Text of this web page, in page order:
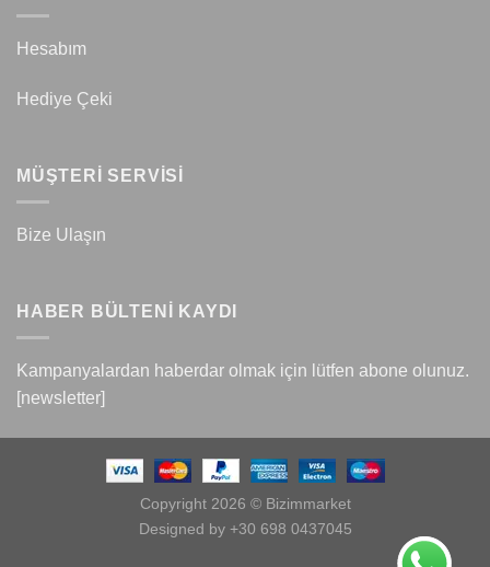
Hesabım
Hediye Çeki
MÜŞTERİ SERVİSİ
Bize Ulaşın
HABER BÜLTENİ KAYDI
Kampanyalardan haberdar olmak için lütfen abone olunuz.
[newsletter]
Copyright 2026 © Bizimmarket
Designed by +30 698 0437045